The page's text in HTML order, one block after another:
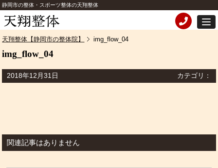
静岡市の整体・スポーツ整体の天翔整体
天翔整体【静岡市の整体院】 img_flow_04
img_flow_04
2018年12月31日 カテゴリ：
関連記事はありません